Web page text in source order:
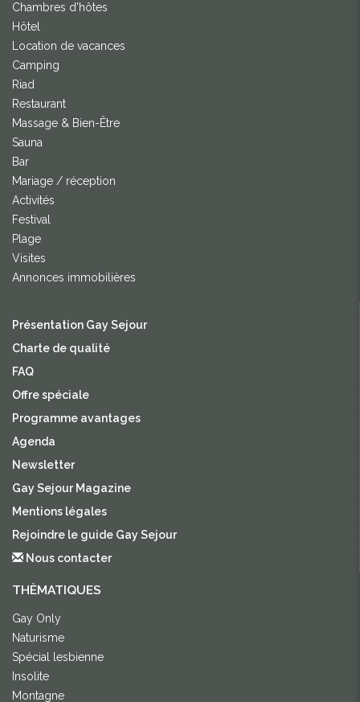
Chambres d'hôtes
Hôtel
Location de vacances
Camping
Riad
Restaurant
Massage & Bien-Être
Sauna
Bar
Mariage / réception
Activités
Festival
Plage
Visites
Annonces immobilières
Présentation Gay Sejour
Charte de qualité
FAQ
Offre spéciale
Programme avantages
Agenda
Newsletter
Gay Sejour Magazine
Mentions légales
Rejoindre le guide Gay Sejour
Nous contacter
THÈMATIQUES
Gay Only
Naturisme
Spécial lesbienne
Insolite
Montagne